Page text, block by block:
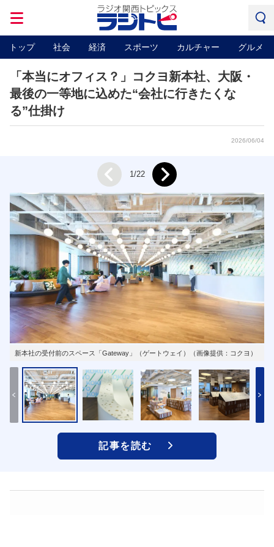
トップ 社会 経済 スポーツ カルチャー グルメ
「本当にオフィス？」コクヨ新本社、大阪・
最後の一等地に込めた“会社に行きたくな
る”仕掛け
2026/06/04
新本社の受付前のスペース「Gateway」（ゲートウェイ）（画像提供：コクヨ）
1/22
記事を読む